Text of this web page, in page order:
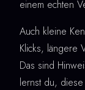
einem echten
Auch kleine
Klicks, längere
Das sind
lernst du,